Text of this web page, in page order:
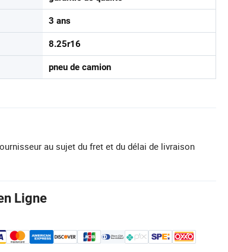
3 ans
8.25r16
pneu de camion
au sujet du fret et du délai de livraison
Ligne